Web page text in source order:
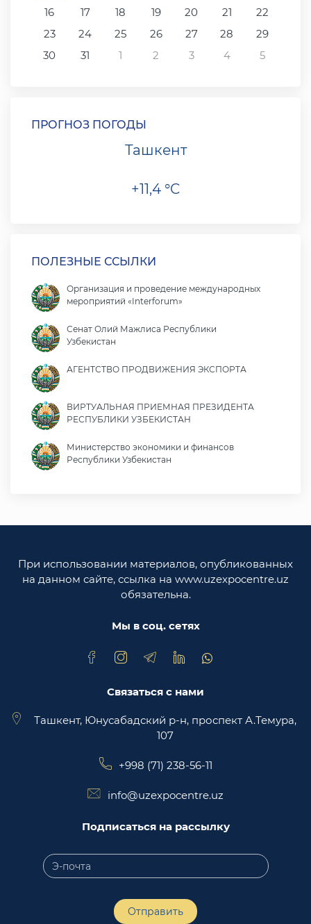
16
17 18 19 20 21
22
23
24 25 26 27 28
29
30
31 1 2 3 4 5
ПРОГНОЗ ПОГОДЫ
Ташкент
+11,4 °C
ПОЛЕЗНЫЕ ССЫЛКИ
Организация и проведение международных
мероприятий «Interforum»
Сенат Олий Мажлиса Республики
Узбекистан
АГЕНТСТВО ПРОДВИЖЕНИЯ ЭКСПОРТА
ВИРТУАЛЬНАЯ ПРИЕМНАЯ ПРЕЗИДЕНТА
РЕСПУБЛИКИ УЗБЕКИСТАН
Министерство экономики и финансов
Республики Узбекистан
Законодательная палата Олий Мажлиса
Министерство юстиции Республики
Узбекистан
торговая площадка Trade Uzbekistan
При использовании материалов, опубликованных
на данном сайте, ссылка на www.uzexpocentre.uz
обязательна.
Мы в соц. сетях
Связаться с нами
Ташкент, Юнусабадский р-н, проспект А.Темура,
107
+998 (71) 238-56-11
info@uzexpocentre.uz
Подписаться на рассылку
Отправить